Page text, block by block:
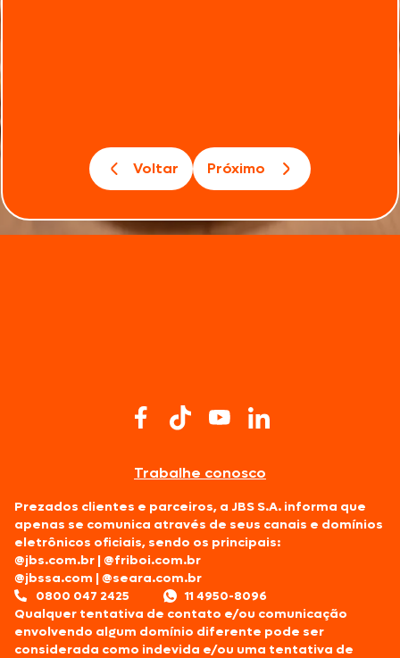
Voltar Próximo
Trabalhe conosco
Prezados clientes e parceiros, a JBS S.A. informa que
apenas se comunica através de seus canais e domínios
eletrônicos oficiais, sendo os principais:
@jbs.com.br |@friboi.com.br
@jbssa.com |@seara.com.br
0800 047 2425
11 4950-8096
Qualquer tentativa de contato e/ou comunicação
envolvendo algum domínio diferente pode ser
considerada como indevida e/ou uma tentativa de